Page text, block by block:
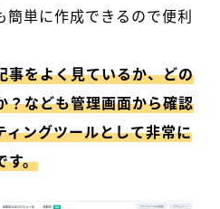
簡単に作成できるので便利
事をよく見ているか、どの
？なども管理画面から確認
ィングツールとして非常に
す。